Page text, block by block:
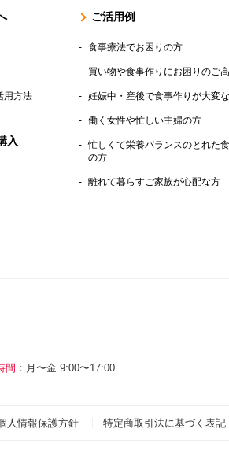
用方法
入
ご活用例
食事療法でお困りの方
買い物や食事作りにお困りのご
妊娠中・産後で食事作りが大変
働く女性や忙しい主婦の方
忙しくて栄養バランスのとれた
の方
離れて暮らすご家族が心配な方
間 ：月〜金 9:00〜17:00
人情報保護方針 特定商取引法に基づく表記